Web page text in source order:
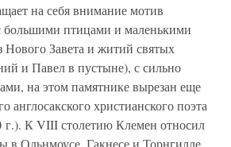
на себя внимание мотив
большими птицами и маленькими
Нового Завета и житий святых
и Павел в пустыне), с сильно
на этом памятнике вырезан еще
англосакского христианского поэта
г.). К VIII столетию Клемен относил
в Ольнмоусе, Гакнесе и Торнгилле,